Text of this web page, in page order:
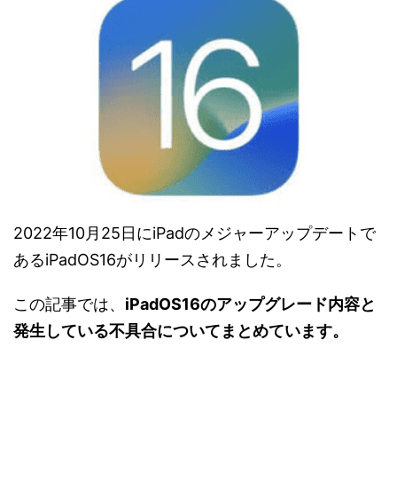
2022年10月25日にiPadのメジャーアップデートで
あるiPadOS16がリリースされました。
この記事では、 iPadOS16のアップグレード内容と
発生している不具合についてまとめています。